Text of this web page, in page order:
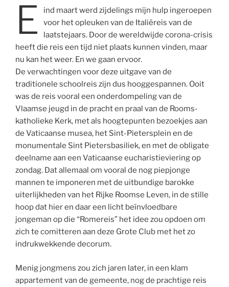
E
ind maart werd zijdelings mijn hulp ingeroepen
voor het opleuken van de Italiëreis van de
laatstejaars. Door de wereldwijde corona-crisis
heeft die reis een tijd niet plaats kunnen vinden, maar
nu kan het weer. En we gaan ervoor.
De verwachtingen voor deze uitgave van de
traditionele schoolreis zijn dus hooggespannen. Ooit
was de reis vooral een onderdompeling van de
Vlaamse jeugd in de pracht en praal van de Rooms-
katholieke Kerk, met als hoogtepunten bezoekjes aan
de Vaticaanse musea, het Sint-Pietersplein en de
monumentale Sint Pietersbasiliek, en met de obligate
deelname aan een Vaticaanse eucharistieviering op
zondag. Dat allemaal om vooral de nog piepjonge
mannen te imponeren met de uitbundige barokke
uiterlijkheden van het Rijke Roomse Leven, in de stille
hoop dat hier en daar een licht beïnvloedbare
jongeman op die “Romereis” het idee zou opdoen om
zich te comitteren aan deze Grote Club met het zo
indrukwekkende decorum.
Menig jongmens zou zich jaren later, in een klam
appartement van de gemeente, nog de prachtige reis